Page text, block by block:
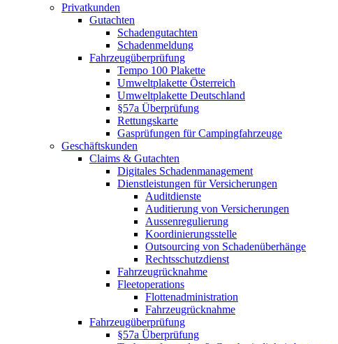
Privatkunden
Gutachten
Schadengutachten
Schadenmeldung
Fahrzeugüberprüfung
Tempo 100 Plakette
Umweltplakette Österreich
Umweltplakette Deutschland
§57a Überprüfung
Rettungskarte
Gasprüfungen für Campingfahrzeuge
Geschäftskunden
Claims & Gutachten
Digitales Schadenmanagement
Dienstleistungen für Versicherungen
Auditdienste
Auditierung von Versicherungen
Aussenregulierung
Koordinierungsstelle
Outsourcing von Schadenüberhänge
Rechtsschutzdienst
Fahrzeugrücknahme
Fleetoperations
Flottenadministration
Fahrzeugrücknahme
Fahrzeugüberprüfung
§57a Überprüfung